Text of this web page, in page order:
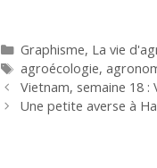
Catégories
Graphisme, La vie
Étiquettes
agroécologie,
Vietnam, semaine 18 :
Une petite averse à